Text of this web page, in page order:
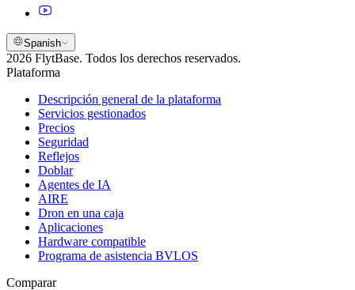
Spanish
2026 FlytBase. Todos los derechos reservados.
Plataforma
Descripción general de la plataforma
Servicios gestionados
Precios
Seguridad
Reflejos
Doblar
Agentes de IA
AIRE
Dron en una caja
Aplicaciones
Hardware compatible
Programa de asistencia BVLOS
Comparar